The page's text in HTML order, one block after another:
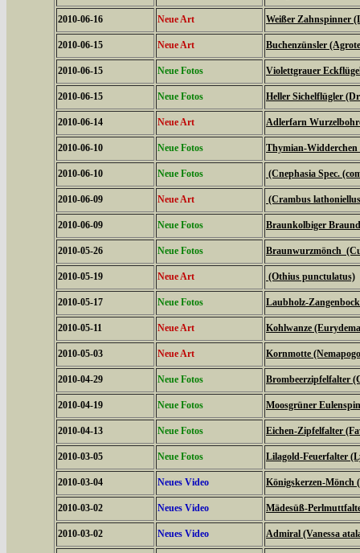
2010-06-16 Neue Art Weißer Zahnspinner
2010-06-15 Neue Art Buchenzünsler
2010-06-15 Neue Fotos Violettgrauer
2010-06-15 Neue Fotos Heller Sichelflügler
2010-06-14 Neue Art Adlerfarn
2010-06-10 Neue Fotos Thymian-
2010-06-10 Neue Fotos (Cnephasia Spec.
2010-06-09 Neue Art (Crambus
2010-06-09 Neue Fotos Braunkolbiger
2010-05-26 Neue Fotos Braunwurzmönch
2010-05-19 Neue Art (Othius punctulatus)
2010-05-17 Neue Fotos Laubholz-
2010-05-11 Neue Art Kohlwanze
2010-05-03 Neue Art Kornmotte
2010-04-29 Neue Fotos Brombeerzipfelfalter
2010-04-19 Neue Fotos Moosgrüner
2010-04-13 Neue Fotos Eichen-Zipfelfalter
2010-03-05 Neue Fotos Lilagold-Feuerfalter
2010-03-04 Neues Video Königskerzen-Mönch
2010-03-02 Neues Video Mädesüß-
2010-03-02 Neues Video Admiral (Vanessa